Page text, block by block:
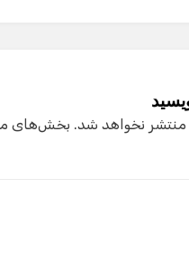
منتشر نخواهد شد. بخش‌های